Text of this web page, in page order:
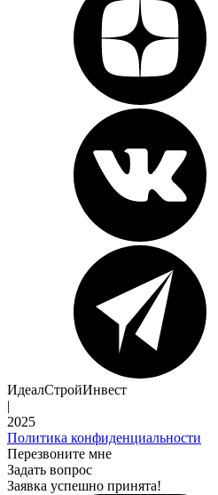
ИдеалСтройИнвест
|
2025
Политика конфиденциальности
Перезвоните мне
Задать вопрос
Заявка успешно принята!